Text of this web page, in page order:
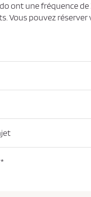
ont une fréquence de
Vous pouvez